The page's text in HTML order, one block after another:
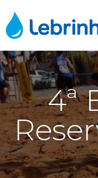
4ª